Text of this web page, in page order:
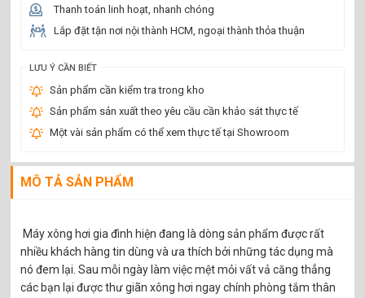
Thanh toán linh hoạt, nhanh chóng
Lắp đặt tận nơi nội thành HCM, ngoại thành thỏa thuận
LƯU Ý CẦN BIẾT
Sản phẩm cần kiểm tra trong kho
Sản phẩm sản xuất theo yêu cầu cần khảo sát thực tế
Một vài sản phẩm có thể xem thực tế tại Showroom
MÔ TẢ SẢN PHẨM
Máy xông hơi gia đình hiện đang là dòng sản phẩm được rất
nhiều khách hàng tin dùng và ưa thích bởi những tác dụng mà
nó đem lại. Sau mỗi ngày làm việc mệt mỏi vất vả căng thẳng
các bạn lại được thư giãn xông hơi ngay chính phòng tắm thân